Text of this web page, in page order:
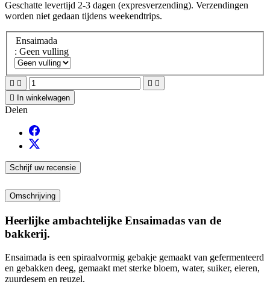
Geschatte levertijd 2-3 dagen (expresverzending). Verzendingen
worden niet gedaan tijdens weekendtrips.
Ensaimada
: Geen vulling
   

In winkelwagen
Delen
Schrijf uw recensie
Omschrijving
Heerlijke ambachtelijke Ensaimadas van de
bakkerij.
Ensaimada is een spiraalvormig gebakje gemaakt van gefermenteerd
en gebakken deeg, gemaakt met sterke bloem, water, suiker, eieren,
zuurdesem en reuzel.